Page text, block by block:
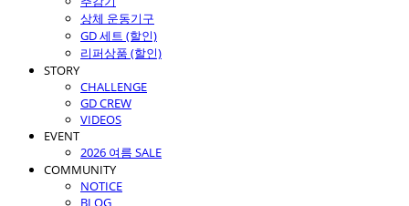
상체 운동기구
GD 세트 (할인)
리퍼상품 (할인)
STORY
CHALLENGE
GD CREW
VIDEOS
EVENT
2026 여름 SALE
COMMUNITY
NOTICE
BLOG